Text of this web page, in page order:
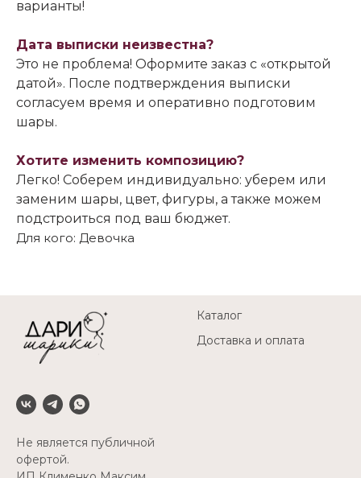
варианты!
Дата выписки неизвестна?
Это не проблема! Оформите заказ с «открытой
датой». После подтверждения выписки
согласуем время и оперативно подготовим
шары.
Хотите изменить композицию?
Легко! Соберем индивидуально: уберем или
заменим шары, цвет, фигуры, а также можем
подстроиться под ваш бюджет.
Для кого: Девочка
Не является публичной
офертой.
Каталог
Доставка и оплата